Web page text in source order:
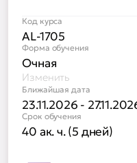
Код курса
AL-1705
Форма обучения
Очная
Изменить
Ближайшая дата
23.11.2026 -
Срок обучения
40 ак. ч. (5 дней)